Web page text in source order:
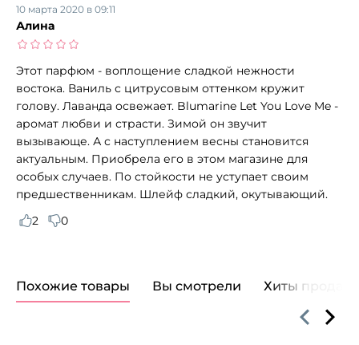
Алина
10 марта 2020 в 09:11
Этот парфюм - воплощение сладкой нежности
востока. Ваниль с цитрусовым оттенком кружит
голову. Лаванда освежает. Blumarine Let You Love Me -
аромат любви и страсти. Зимой он звучит
вызывающе. А с наступлением весны становится
актуальным. Приобрела его в этом магазине для
особых случаев. По стойкости не уступает своим
предшественникам. Шлейф сладкий, окутывающий.
2
0
Похожие товары Вы смотрели Хиты продаж